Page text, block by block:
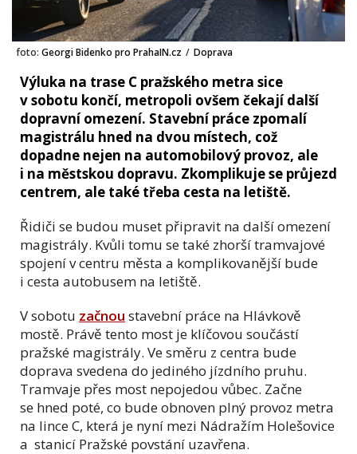
foto: Georgi Bidenko pro PrahaIN.cz / Doprava
Výluka na trase C pražského metra sice
v sobotu končí, metropoli ovšem čekají další
dopravní omezení. Stavební práce zpomalí
magistrálu hned na dvou místech, což
dopadne nejen na automobilový provoz, ale
i na městskou dopravu. Zkomplikuje se průjezd
centrem, ale také třeba cesta na letiště.
Řidiči se budou muset připravit na další omezení
magistrály. Kvůli tomu se také zhorší tramvajové
spojení v centru města a komplikovanější bude
i cesta autobusem na letiště.
V sobotu začnou stavební práce na Hlávkově
mostě. Právě tento most je klíčovou součástí
pražské magistrály. Ve směru z centra bude
doprava svedena do jediného jízdního pruhu.
Tramvaje přes most nepojedou vůbec. Začne
se hned poté, co bude obnoven plný provoz metra
na lince C, která je nyní mezi Nádražím Holešovice
a stanicí Pražské povstání uzavřena.